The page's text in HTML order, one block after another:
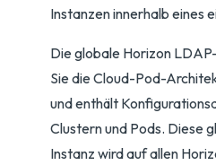
Instanzen innerhalb eines
Die globale Horizon
Sie die Cloud-Pod-
und enthält
Clustern und Pods. Diese
Instanz wird auf allen